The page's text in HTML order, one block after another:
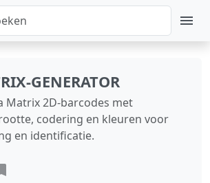
GENERATOR
Matrix 2D-barcodes met
codering en kleuren voor
en identificatie.